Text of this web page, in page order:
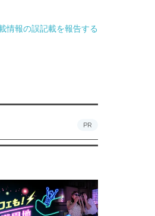
情報の誤記載を報告する
PR